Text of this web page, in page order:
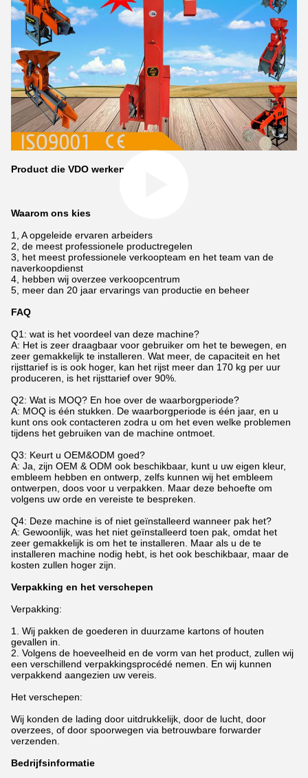
Product die VDO werken
Waarom ons kies
1, A opgeleide ervaren arbeiders
2, de meest professionele productregelen
3, het meest professionele verkoopteam en het team van de
naverkoopdienst
4, hebben wij overzee verkoopcentrum
5, meer dan 20 jaar ervarings van productie en beheer
FAQ
Q1: wat is het voordeel van deze machine?
A: Het is zeer draagbaar voor gebruiker om het te bewegen, en
zeer gemakkelijk te installeren. Wat meer, de capaciteit en het
rijsttarief is is ook hoger, kan het rijst meer dan 170 kg per uur
produceren, is het rijsttarief over 90%.
Q2: Wat is MOQ? En hoe over de waarborgperiode?
A: MOQ is één stukken. De waarborgperiode is één jaar, en u
kunt ons ook contacteren zodra u om het even welke problemen
tijdens het gebruiken van de machine ontmoet.
Q3: Keurt u OEM&ODM goed?
A: Ja, zijn OEM & ODM ook beschikbaar, kunt u uw eigen kleur,
embleem hebben en ontwerp, zelfs kunnen wij het embleem
ontwerpen, doos voor u verpakken. Maar deze behoefte om
volgens uw orde en vereiste te bespreken.
Q4: Deze machine is of niet geïnstalleerd wanneer pak het?
A: Gewoonlijk, was het niet geïnstalleerd toen pak, omdat het
zeer gemakkelijk is om het te installeren. Maar als u de te
installeren machine nodig hebt, is het ook beschikbaar, maar de
kosten zullen hoger zijn.
Verpakking en het verschepen
Verpakking:
1. Wij pakken de goederen in duurzame kartons of houten
gevallen in.
2. Volgens de hoeveelheid en de vorm van het product, zullen wij
een verschillend verpakkingsprocédé nemen. En wij kunnen
verpakkend aangezien uw vereis.
Het verschepen:
Wij konden de lading door uitdrukkelijk, door de lucht, door
overzees, of door spoorwegen via betrouwbare forwarder
verzenden.
Bedrijfsinformatie